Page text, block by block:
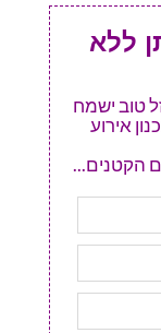
ללא
של אתר 123 מזל טוב ישמח
אירוע
הקטנים...